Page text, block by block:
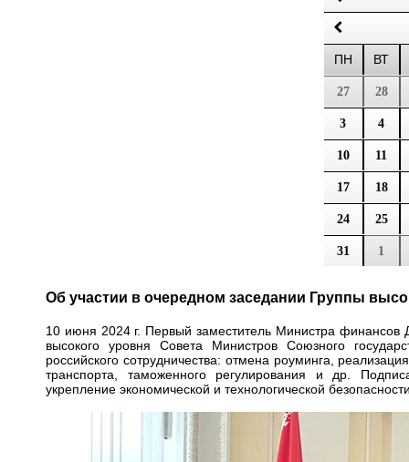
ПН ВТ
27 28
3 4
10 11
17 18
24 25
31 1
Об участии в очередном заседании Группы
10 июня 2024 г. Первый заместитель Министра финансов
высокого уровня Совета Министров Союзного
российского сотрудничества: отмена роуминга,
транспорта, таможенного регулирования и др.
укрепление экономической и технологической